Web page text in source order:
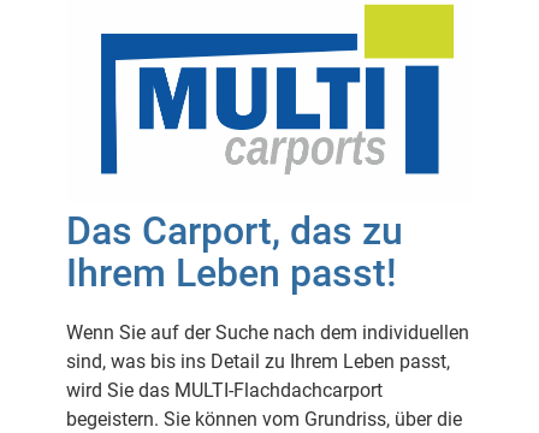
Das Carport, das zu
Ihrem Leben passt!
Wenn Sie auf der Suche nach dem individuellen
sind, was bis ins Detail zu Ihrem Leben passt,
wird Sie das MULTI-Flachdachcarport
begeistern. Sie können vom Grundriss, über die